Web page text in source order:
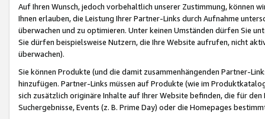
Auf Ihren Wunsch, jedoch vorbehaltlich unserer Zustimmung, können
Ihnen erlauben, die Leistung Ihrer Partner-Links durch Aufnahme
überwachen und zu optimieren. Unter keinen Umständen dürfen Sie
Sie dürfen beispielsweise Nutzern, die Ihre Website aufrufen, nicht
überwachen).
Sie können Produkte (und die damit zusammenhängenden Partner-
hinzufügen. Partner-Links müssen auf Produkte (wie im
sich zusätzlich originäre Inhalte auf Ihrer Website befinden, die für
Suchergebnisse, Events (z. B. Prime Day) oder die Homepages